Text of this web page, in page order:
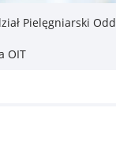
Pielęgniarski
OIT